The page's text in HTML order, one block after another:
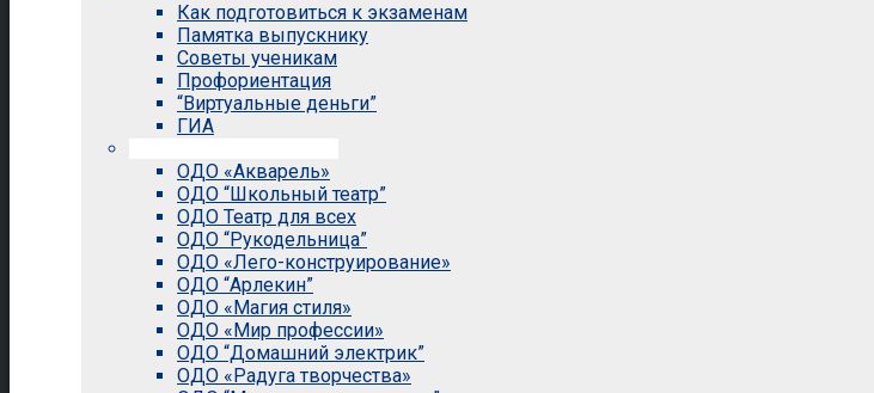
Как подготовиться к экзаменам
Памятка выпускнику
Советы ученикам
Профориентация
“Виртуальные деньги”
ГИА
ОДО «Акварель»
ОДО “Школьный театр”
ОДО Театр для всех
ОДО “Рукодельница”
ОДО «Лего-конструирование»
ОДО “Арлекин”
ОДО «Магия стиля»
ОДО «Мир профессии»
ОДО “Домашний электрик”
ОДО «Радуга творчества»